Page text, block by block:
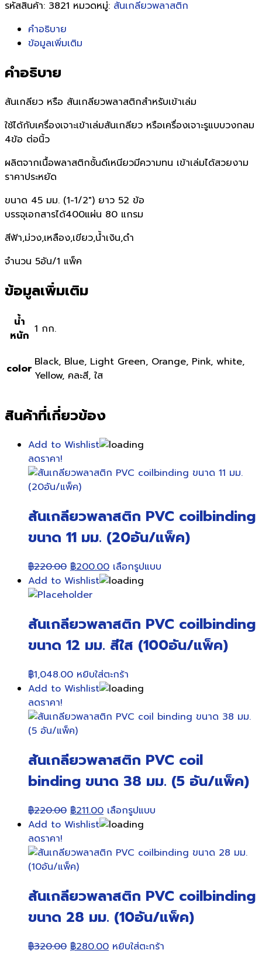
รหัสสินค้า: 3821 หมวดหมู่: สันเกลียวพลาสติก
คำอธิบาย
ข้อมูลเพิ่มเติม
คำอธิบาย
สันเกลียว หรือ สันเกลียวพลาสติกสำหรับเข้าเล่ม
ใช้ได้กับเครื่องเจาะเข้าเล่มสันเกลียว หรือเครื่องเจาะรูแบบวงกลม
4ข้อ ต่อนิ้ว
ผลิตจากเนื้อพลาสติกชั้นดีเหนียวมีความทน เข้าเล่มได้สวยงาม
ราคาประหยัด
ขนาด 45 มม. (1-1/2″) ยาว 52 ข้อ
บรรจุเอกสารได้400แผ่น 80 แกรม
สีฟ้า,ม่วง,เหลือง,เขียว,น้ำเงิน,ดำ
จำนวน 5อัน/1 แพ็ค
ข้อมูลเพิ่มเติม
น้ำ
หนัก 1 กก.
color Black, Blue, Light Green, Orange, Pink, white,
Yellow, คละสี, ใส
สินค้าที่เกี่ยวข้อง
Add to Wishlist
ลดราคา!
สันเกลียวพลาสติก PVC coilbinding
ขนาด 11 มม. (20อัน/แพ็ค)
฿220.00 Original
price
was:
฿200.00Current
price
เลือกรูปแบบ
variants.
The
options
the
Add to Wishlist
สันเกลียวพลาสติก PVC coilbinding
ขนาด 12 มม. สีใส (100อัน/แพ็ค)
฿1,048.00 หยิบใส่ตะกร้า
Add to Wishlist
ลดราคา!
สันเกลียวพลาสติก PVC coil
binding ขนาด 38 มม. (5 อัน/แพ็ค)
฿220.00 Original
price
฿220.00.
฿211.00Current
price
฿211.00.
เลือกรูปแบบ
multiple
options
may
be
on
Add to Wishlist
ลดราคา!
สันเกลียวพลาสติก PVC coilbinding
ขนาด 28 มม. (10อัน/แพ็ค)
฿320.00 Original
฿280.00Current
หยิบใส่ตะกร้า